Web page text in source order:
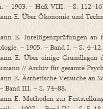
– 1903. – Heft VIII. – S.
E. Über Ökonomie und
E. Intelligenzprüfungen an
– 1905. – Band I. – S. 4–12.
E. Über einige Grundlagen
// Archiv für gesamte
E. Ästhetische Versuche an
Band III. – S. 74–88.
E. Methoden zur